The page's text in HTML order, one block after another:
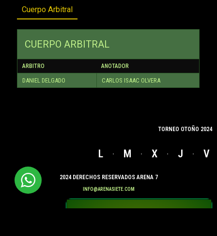
Cuerpo Arbitral
CUERPO ARBITRAL
ARBITRO ANOTADOR
DANIEL DELGADO CARLOS ISAAC OLVERA
TORNEO OTOÑO 2024
L M X J V
2024 DERECHOS RESERVADOS ARENA 7
INFO@ARENASIETE.COM